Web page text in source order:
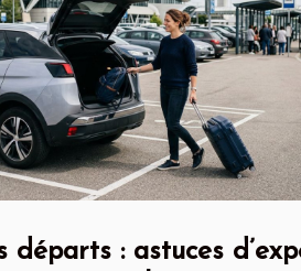
départs : astuces